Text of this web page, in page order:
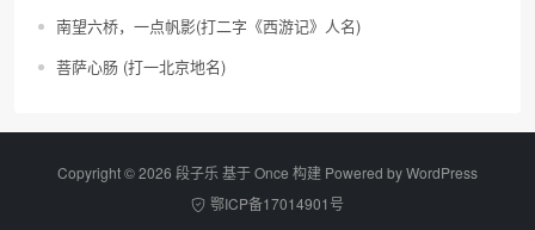
南望六桥，一点帆影(打二字《西游记》人名)
菩萨心肠 (打一北京地名)
Copyright © 2026 段子乐 基于 Once 构建 Powered byWordPress
鄂ICP备17014901号